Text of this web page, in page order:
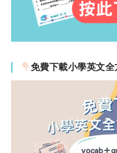
免費下載小學英文